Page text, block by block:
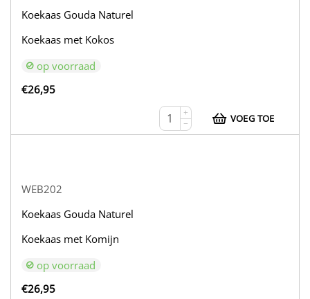
Koekaas Gouda Naturel
Koekaas met Kokos
op voorraad
€26,95
+
−
VOEG TOE
WEB202
Koekaas Gouda Naturel
Koekaas met Komijn
op voorraad
€26,95